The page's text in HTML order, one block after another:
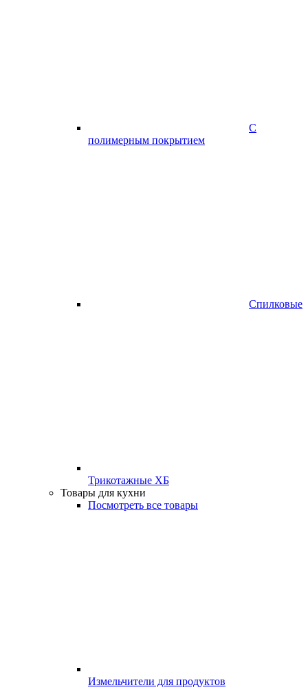
С
полимерным покрытием
Спилковые
Трикотажные ХБ
Товары для кухни
Посмотреть все товары
Измельчители для продуктов